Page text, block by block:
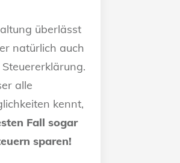
überlässt
natürlich auch
alle
kennt,
Fall sogar
sparen!